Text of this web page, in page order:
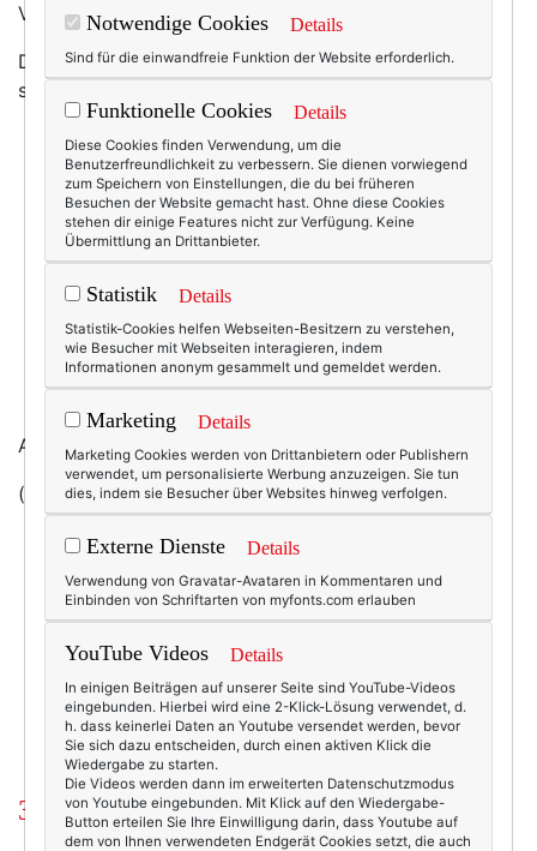
Vergiss es.
Die Fashionista von morgen trägt schon heute
schwarz. Und hier ist ihre Gute-Nacht-Lektüre:
Alles klar?! ;-)
(gefundenhier, käuflichda!)
3318
3
Beauty & Fashion
babymode,kindermode,urban babies wear black
3 Kommentare
Notwendige Cookies Details
Sind für die einwandfreie Funktion der Website erforderlich.
Funktionelle Cookies Details
Diese Cookies finden Verwendung, um die
Benutzerfreundlichkeit zu verbessern. Sie dienen vorwiegend
zum Speichern von Einstellungen, die du bei früheren
Besuchen der Website gemacht hast. Ohne diese Cookies
stehen dir einige Features nicht zur Verfügung. Keine
Übermittlung an Drittanbieter.
Statistik Details
Statistik-Cookies helfen Webseiten-Besitzern zu verstehen,
wie Besucher mit Webseiten interagieren, indem
Informationen anonym gesammelt und gemeldet werden.
Marketing Details
Marketing Cookies werden von Drittanbietern oder Publishern
verwendet, um personalisierte Werbung anzuzeigen. Sie tun
dies, indem sie Besucher über Websites hinweg verfolgen.
Externe Dienste Details
Verwendung von Gravatar-Avataren in Kommentaren und
Einbinden von Schriftarten von myfonts.com erlauben
YouTube Videos Details
In einigen Beiträgen auf unserer Seite sind YouTube-Videos
eingebunden. Hierbei wird eine 2-Klick-Lösung verwendet, d.
h. dass keinerlei Daten an Youtube versendet werden, bevor
Sie sich dazu entscheiden, durch einen aktiven Klick die
Wiedergabe zu starten.
Die Videos werden dann im erweiterten Datenschutzmodus
von Youtube eingebunden. Mit Klick auf den Wiedergabe-
Button erteilen Sie Ihre Einwilligung darin, dass Youtube auf
dem von Ihnen verwendeten Endgerät Cookies setzt, die auch